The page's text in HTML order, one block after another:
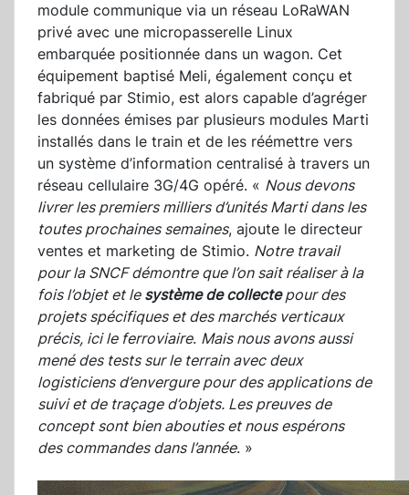
module communique via un réseau LoRaWAN
privé avec une micropasserelle Linux
embarquée positionnée dans un wagon. Cet
équipement baptisé Meli, également conçu et
fabriqué par Stimio, est alors capable d’agréger
les données émises par plusieurs modules Marti
installés dans le train et de les réémettre vers
un système d’information centralisé à travers un
réseau cellulaire 3G/4G opéré. « Nous devons
livrer les premiers milliers d’unités Marti dans les
toutes prochaines semaines, ajoute le directeur
ventes et marketing de Stimio. Notre travail
pour la SNCF démontre que l’on sait réaliser à la
fois l’objet et le système de collectepour des
projets spécifiques et des marchés verticaux
précis, ici le ferroviaire. Mais nous avons aussi
mené des tests sur le terrain avec deux
logisticiens d’envergure pour des applications de
suivi et de traçage d’objets. Les preuves de
concept sont bien abouties et nous espérons
des commandes dans l’année. »